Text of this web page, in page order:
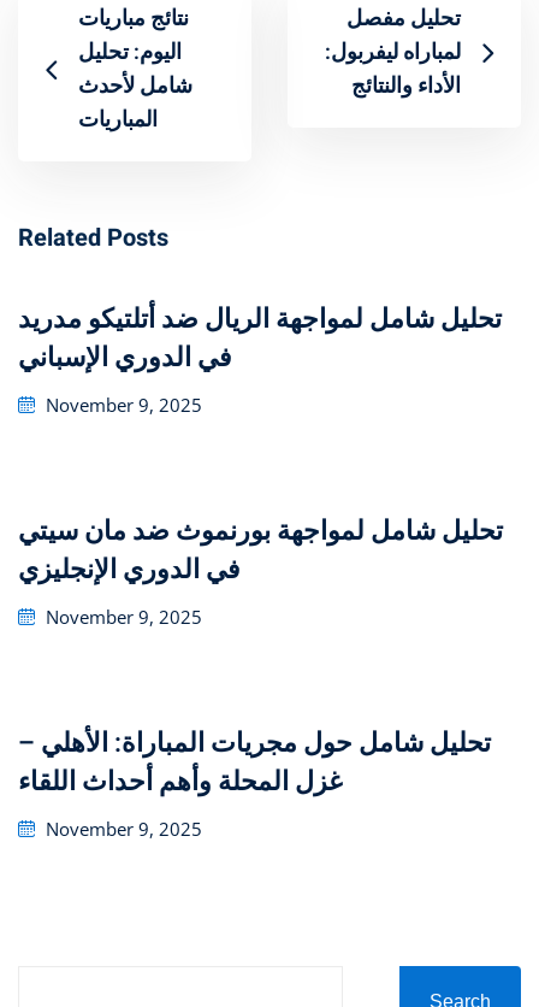
نتائج مباريات
اليوم: تحليل
شامل لأحدث
المباريات
تحليل مفصل
لمباراه ليفربول:
الأداء والنتائج
Related Posts
تحليل شامل لمواجهة الريال ضد أتلتيكو مدريد
في الدوري الإسباني
Posted
November 9, 2025
تحليل شامل لمواجهة بورنموث ضد مان سيتي
في الدوري الإنجليزي
Posted
November 9, 2025
تحليل شامل حول مجريات المباراة: الأهلي –
غزل المحلة وأهم أحداث اللقاء
Posted
November 9, 2025
Search